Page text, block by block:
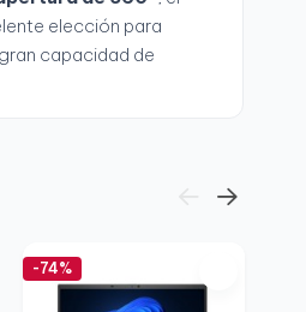
elección para
capacidad de
-74%